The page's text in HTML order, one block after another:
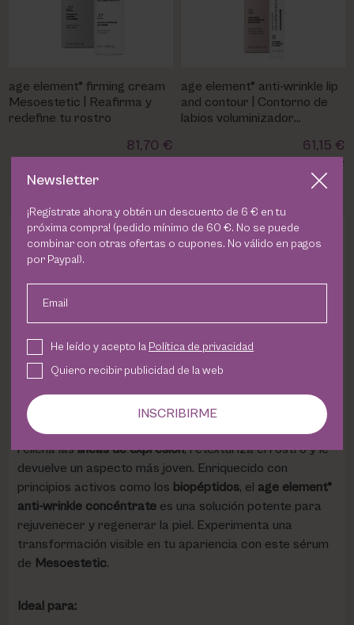
age element® firming cream
Mesoestetic | Reafirma y
redefine tu rostro
81,70 €
age element® anti-wrinkle lip
and contour | Contorno de
labios voluminizador
61,15 €
DESCRIPCION
efectiva estimula la producción natural de
renovando las fibras de la piel y suavizando de manera
Este sérum también contieneácido hialurónico, que
rellena laslíneas de expresión, retexturiza el rostro y le
devuelve un aspecto más joven. Enriquecido con
principios activos como los biopéptidos, el age element®
anti-wrinkle concéntratees una solución potente para
rejuvenecer y regenerar la piel. Experimenta una
transformación visible en tu apariencia con este sérum
de Mesoestetic.
Ideal para:
Newsletter
¡Regístrate ahora y obtén un descuento de 6 € en tu
próxima compra! (pedido mínimo de 60 €. No se puede
combinar con otras ofertas o cupones. No válido en pagos
por Paypal).
Email
He leído y acepto la Política de privacidad
Quiero recibir publicidad de la web
INSCRIBIRME